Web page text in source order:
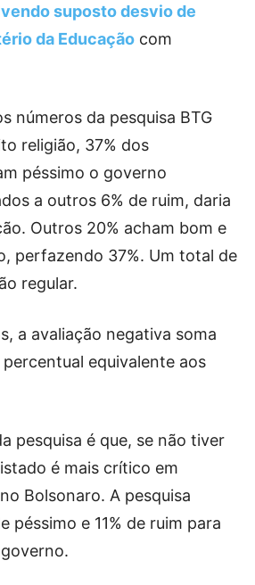
suposto desvio de
da Educação com
números da pesquisa BTG
religião, 37% dos
péssimo o governo
a outros 6% de ruim, daria
Outros 20% acham bom e
perfazendo 37%. Um total de
regular.
a avaliação negativa soma
equivalente aos
pesquisa é que, se não tiver
é mais crítico em
Bolsonaro. A pesquisa
péssimo e 11% de ruim para